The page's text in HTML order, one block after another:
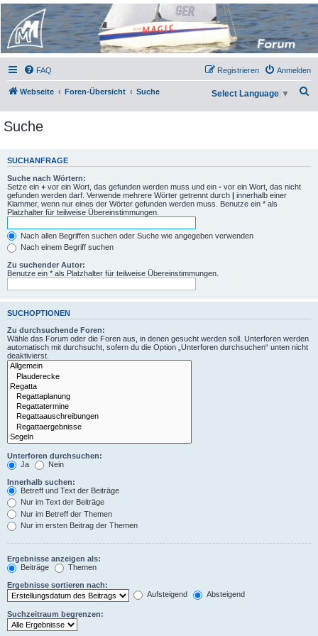
Micro Magic Forum
Deutschland
FAQ Anmelden
Registrieren
Webseite Foren-Übersicht Suche Select Language ▼
Suche
SUCHANFRAGE
Suche nach Wörtern:
Setze ein + vor ein Wort, das gefunden werden muss und ein - vor ein Wort, das nicht
gefunden werden darf. Verwende mehrere Wörter getrennt durch | innerhalb einer
Klammer, wenn nur eines der Wörter gefunden werden muss. Benutze ein * als
Platzhalter für teilweise Übereinstimmungen.
Nach allen Begriffen suchen oder Suche wie angegeben verwenden
Nach einem Begriff suchen
Zu suchender Autor:
Benutze ein * als Platzhalter für teilweise Übereinstimmungen.
SUCHOPTIONEN
Zu durchsuchende Foren:
Wähle das Forum oder die Foren aus, in denen gesucht werden soll. Unterforen werden
automatisch mit durchsucht, sofern du die Option „Unterforen durchsuchen“ unten nicht
deaktivierst.
Unterforen durchsuchen:
Ja
Nein
Innerhalb suchen:
Betreff und Text der Beiträge
Nur im Text der Beiträge
Nur im Betreff der Themen
Nur im ersten Beitrag der Themen
Ergebnisse anzeigen als:
Beiträge
Themen
Ergebnisse sortieren nach:
Aufsteigend
Absteigend
Suchzeitraum begrenzen: